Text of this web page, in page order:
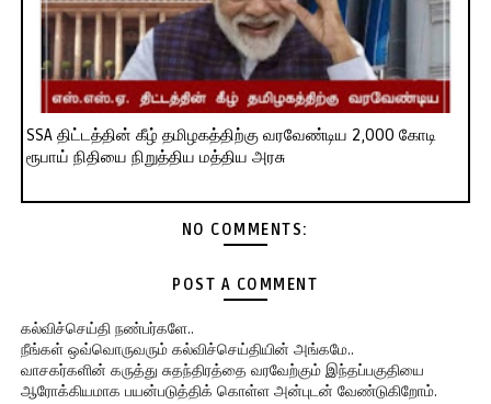
SSA திட்டத்தின் கீழ் தமிழகத்திற்கு வரவேண்டிய 2,000 கோடி
ரூபாய் நிதியை நிறுத்திய மத்திய அரசு
NO COMMENTS:
POST A COMMENT
கல்விச்செய்தி நண்பர்களே..
நீங்கள் ஒவ்வொருவரும் கல்விச்செய்தியின் அங்கமே..
வாசகர்களின் கருத்து சுதந்திரத்தை வரவேற்கும் இந்தப்பகுதியை
ஆரோக்கியமாக பயன்படுத்திக் கொள்ள அன்புடன் வேண்டுகிறோம்.